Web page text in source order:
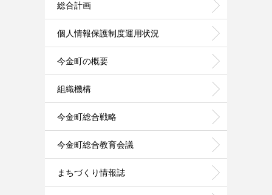
総合計画
個人情報保護制度運用状況
今金町の概要
組織機構
今金町総合戦略
今金町総合教育会議
まちづくり情報誌